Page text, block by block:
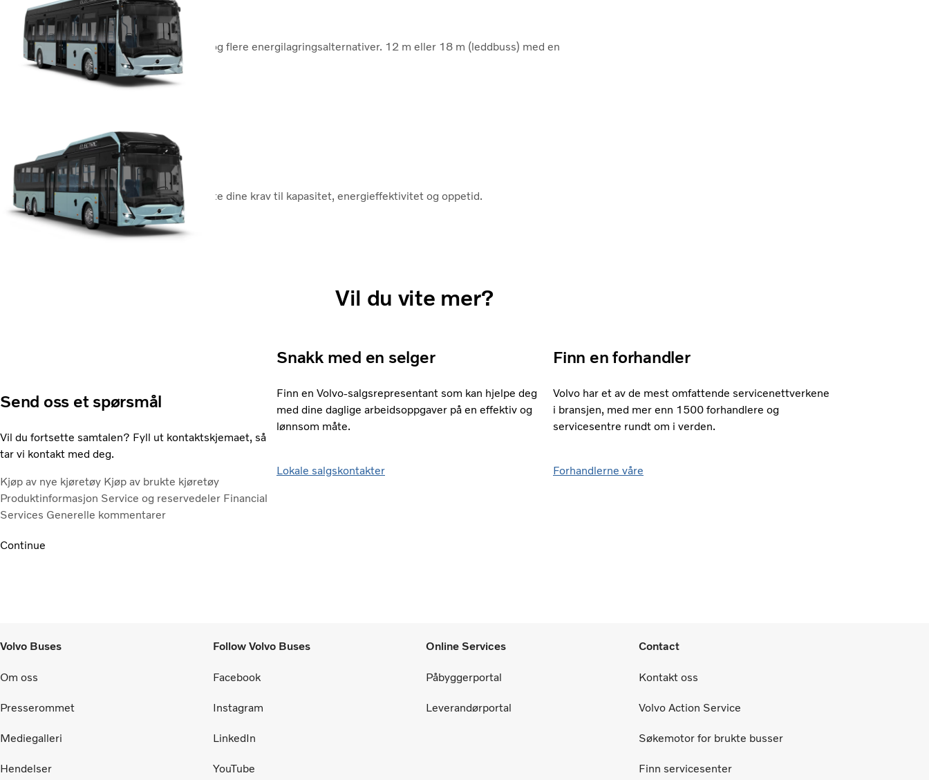
Volvo 7900 Electric
Høy passasjerkapasitet, ladefleksibilitet og flere energilagringsalternativer. 12 m eller 18 m (leddbuss) med en
kapasitet på opptil 150 passasjerer.
Volvo 7900 Electric
Volvo 8900 Electric
Volvo 8900 Electric er utformet for å møte dine krav til kapasitet, energieffektivitet og oppetid.
Volvo 8900 Electric
Vil du vite mer?
Send oss et spørsmål
Vil du fortsette samtalen? Fyll ut kontaktskjemaet, så
tar vi kontakt med deg.
Kjøp av nye kjøretøy Kjøp av brukte kjøretøy
Produktinformasjon Service og reservedeler Financial
Services Generelle kommentarer
Continue
Snakk med en selger
Finn en Volvo-salgsrepresentant som kan hjelpe deg
med dine daglige arbeidsoppgaver på en effektiv og
lønnsom måte.
Lokale salgskontakter
Finn en forhandler
Volvo har et av de mest omfattende servicenettverkene
i bransjen, med mer enn 1500 forhandlere og
servicesentre rundt om i verden.
Forhandlerne våre
Volvo Buses
Om oss
Presserommet
Mediegalleri
Hendelser
Follow Volvo Buses
Facebook
Instagram
LinkedIn
YouTube
Online Services
Påbyggerportal
Leverandørportal
Contact
Kontakt oss
Volvo Action Service
Søkemotor for brukte busser
Finn servicesenter